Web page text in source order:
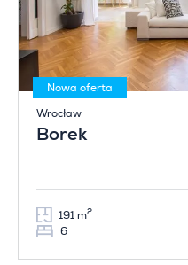
Nowa oferta
Wrocław
Borek
191 m2
6